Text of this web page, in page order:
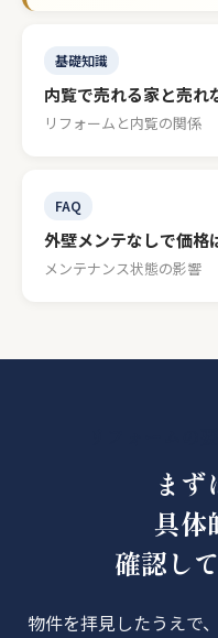
基礎知識
内覧で売れる家と売れ
リフォームと内覧の関係
FAQ
外壁メンテなしで価格
メンテナンス状態の影響
まず
具体
確認し
物件を拝見したうえで